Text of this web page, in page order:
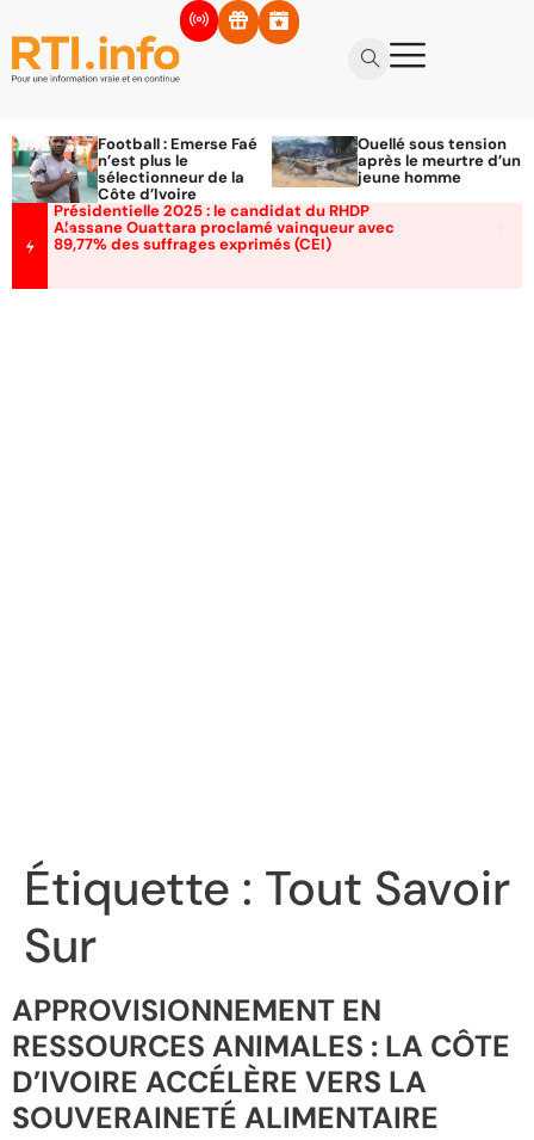
Football : Emerse Faé
n’est plus le
sélectionneur de la
Côte d’Ivoire
Ouellé sous tension
après le meurtre d’un
jeune homme
Présidentielle 2025 : le candidat du RHDP
Alassane Ouattara proclamé vainqueur avec
89,77% des suffrages exprimés (CEI)
Étiquette : Tout Savoir
Sur
APPROVISIONNEMENT EN
RESSOURCES ANIMALES : LA CÔTE
D’IVOIRE ACCÉLÈRE VERS LA
SOUVERAINETÉ ALIMENTAIRE